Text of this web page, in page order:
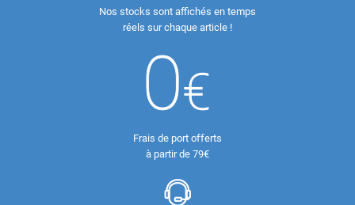
Nos stocks sont affichés en temps
réels sur chaque article !
Frais de port offerts
à partir de 79€